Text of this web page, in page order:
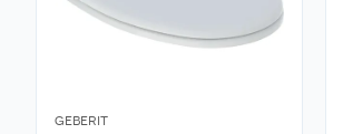
GEBERIT